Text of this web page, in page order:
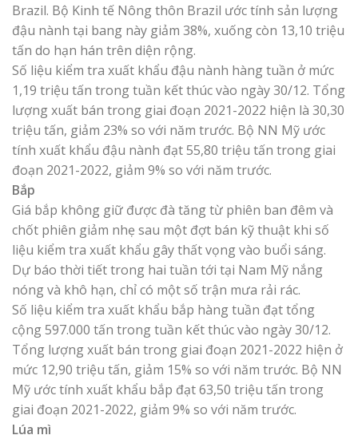
Brazil. Bộ Kinh tế Nông thôn Brazil ước tính sản lượng
đậu nành tại bang này giảm 38%, xuống còn 13,10 triệu
tấn do hạn hán trên diện rộng.
Số liệu kiểm tra xuất khẩu đậu nành hàng tuần ở mức
1,19 triệu tấn trong tuần kết thúc vào ngày 30/12. Tổng
lượng xuất bán trong giai đoạn 2021-2022 hiện là 30,30
triệu tấn, giảm 23% so với năm trước. Bộ NN Mỹ ước
tính xuất khẩu đậu nành đạt 55,80 triệu tấn trong giai
đoạn 2021-2022, giảm 9% so với năm trước.
Bắp
Giá bắp không giữ được đà tăng từ phiên ban đêm và
chốt phiên giảm nhẹ sau một đợt bán kỹ thuật khi số
liệu kiểm tra xuất khẩu gây thất vọng vào buổi sáng.
Dự báo thời tiết trong hai tuần tới tại Nam Mỹ nắng
nóng và khô hạn, chỉ có một số trận mưa rải rác.
Số liệu kiểm tra xuất khẩu bắp hàng tuần đạt tổng
cộng 597.000 tấn trong tuần kết thúc vào ngày 30/12.
Tổng lượng xuất bán trong giai đoạn 2021-2022 hiện ở
mức 12,90 triệu tấn, giảm 15% so với năm trước. Bộ NN
Mỹ ước tính xuất khẩu bắp đạt 63,50 triệu tấn trong
giai đoạn 2021-2022, giảm 9% so với năm trước.
Lúa mì